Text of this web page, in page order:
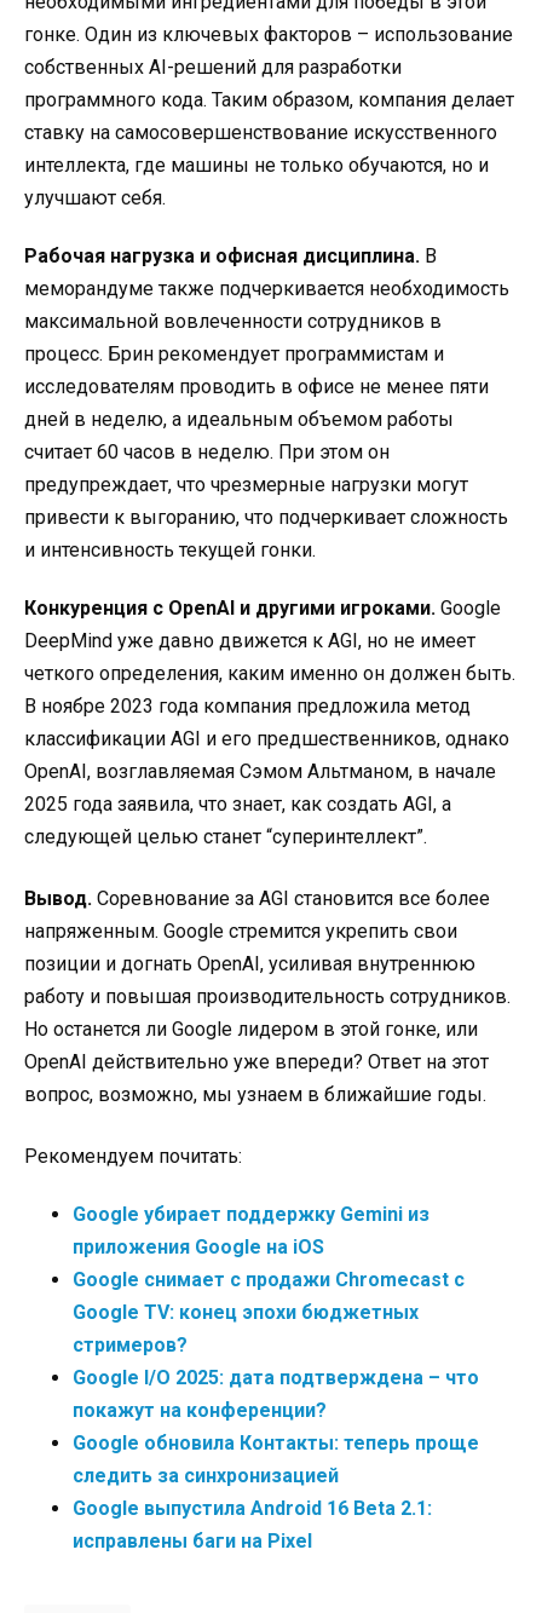
гонке. Один из ключевых факторов – использование
собственных AI-решений для разработки
программного кода. Таким образом, компания делает
ставку на самосовершенствование искусственного
интеллекта, где машины не только обучаются, но и
улучшают себя.
Рабочая нагрузка и офисная дисциплина. В
меморандуме также подчеркивается необходимость
максимальной вовлеченности сотрудников в
процесс. Брин рекомендует программистам и
исследователям проводить в офисе не менее пяти
дней в неделю, а идеальным объемом работы
считает 60 часов в неделю. При этом он
предупреждает, что чрезмерные нагрузки могут
привести к выгоранию, что подчеркивает сложность
и интенсивность текущей гонки.
Конкуренция с OpenAI и другими игроками. Google
DeepMind уже давно движется к AGI, но не имеет
четкого определения, каким именно он должен быть.
В ноябре 2023 года компания предложила метод
классификации AGI и его предшественников, однако
OpenAI, возглавляемая Сэмом Альтманом, в начале
2025 года заявила, что знает, как создать AGI, а
следующей целью станет “суперинтеллект”.
Вывод. Соревнование за AGI становится все более
напряженным. Google стремится укрепить свои
позиции и догнать OpenAI, усиливая внутреннюю
работу и повышая производительность сотрудников.
Но останется ли Google лидером в этой гонке, или
OpenAI действительно уже впереди? Ответ на этот
вопрос, возможно, мы узнаем в ближайшие годы.
Рекомендуем почитать:
Google убирает поддержку Gemini из
приложения Google на iOS
Google снимает с продажи Chromecast с
Google TV: конец эпохи бюджетных
стримеров?
Google I/O 2025: дата подтверждена – что
покажут на конференции?
Google обновила Контакты: теперь проще
следить за синхронизацией
Google выпустила Android 16 Beta 2.1:
исправлены баги на Pixel